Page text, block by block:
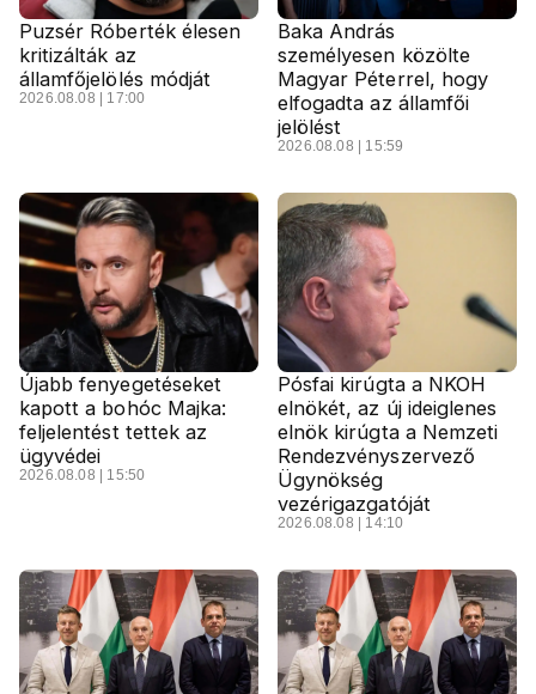
Puzsér Róberték élesen
kritizálták az
államfőjelölés módját
2026.08.08 | 17:00
Baka András
személyesen közölte
Magyar Péterrel, hogy
elfogadta az államfői
jelölést
2026.08.08 | 15:59
Újabb fenyegetéseket
kapott a bohóc Majka:
feljelentést tettek az
ügyvédei
2026.08.08 | 15:50
Pósfai kirúgta a NKOH
elnökét, az új ideiglenes
elnök kirúgta a Nemzeti
Rendezvényszervező
Ügynökség
vezérigazgatóját
2026.08.08 | 14:10